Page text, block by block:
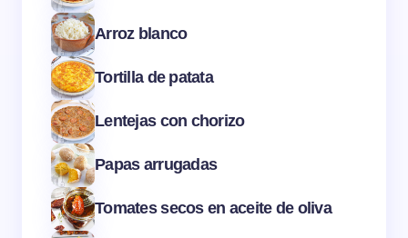
Arroz blanco
Tortilla de patata
Lentejas con chorizo
Papas arrugadas
Tomates secos en aceite de oliva